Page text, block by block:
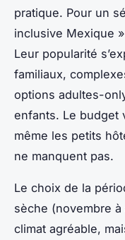
pratique. Pour un
inclusive Mexique
Leur popularité
familiaux,
options adultes-
enfants. Le budget
même les petits
ne manquent pas.
Le choix de la
sèche (novembre
climat agréable,